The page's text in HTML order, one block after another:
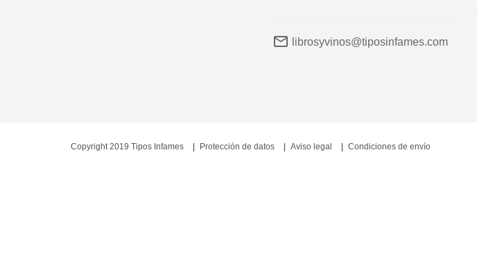
librosyvinos@tiposinfames.com
Copyright 2019 Tipos Infames Protección de datos Aviso legal Condiciones de envío